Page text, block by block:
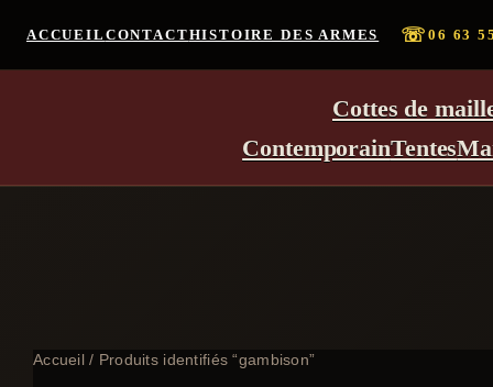
ACCUEIL CONTACTHISTOIRE DES ARMES ☏06 63
Cottes de
ContemporainTentes
Accueil/ Produits identifiés “gambison”